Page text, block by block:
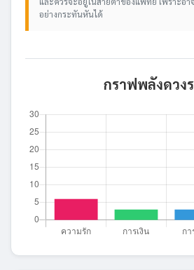
อย่างกระทันหันได้
กราฟพลังดวง